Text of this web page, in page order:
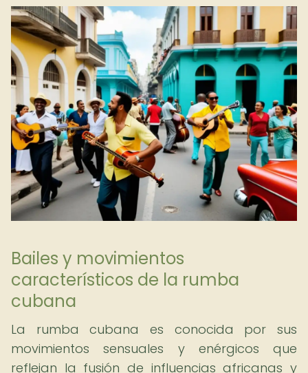
Bailes y movimientos
característicos de la rumba
cubana
La rumba cubana es conocida por sus
movimientos sensuales y enérgicos que
reflejan la fusión de influencias africanas y